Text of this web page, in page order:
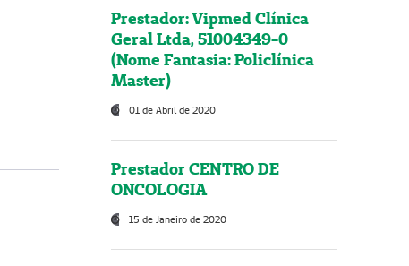
Prestador: Vipmed Clínica
Geral Ltda, 51004349-0
(Nome Fantasia: Policlínica
Master)
01 de Abril de 2020
Prestador CENTRO DE
ONCOLOGIA
15 de Janeiro de 2020